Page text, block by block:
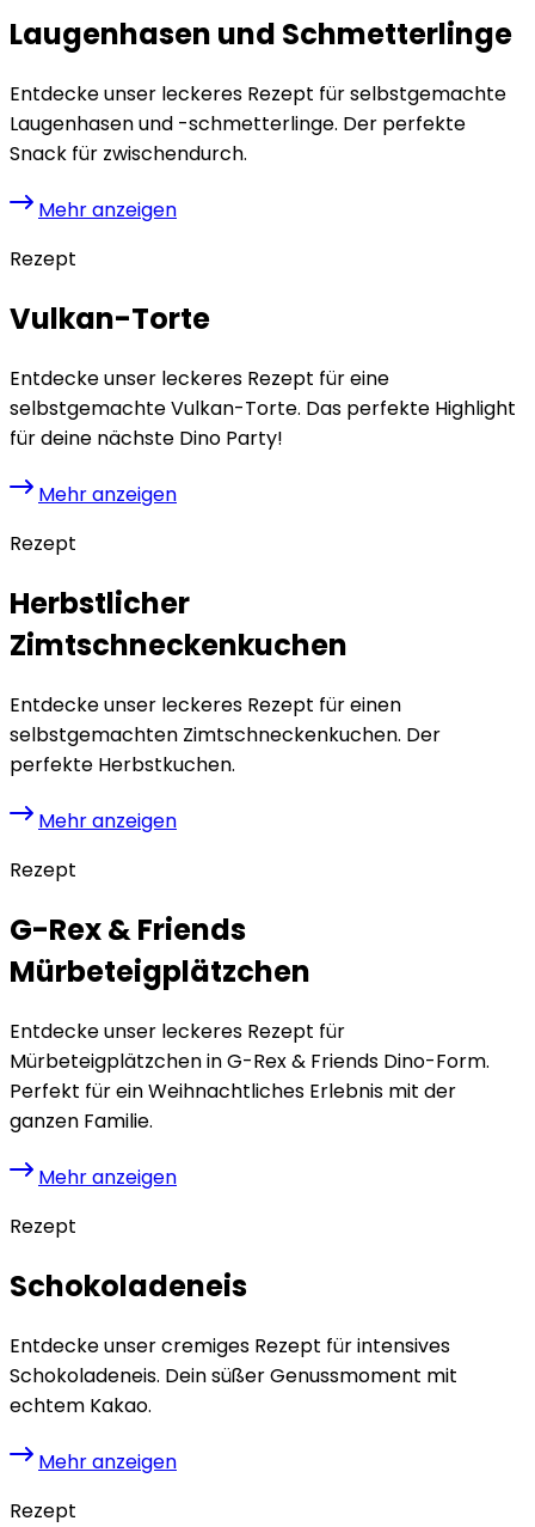
Laugenhasen und Schmetterlinge
Entdecke unser leckeres Rezept für selbstgemachte
Laugenhasen und -schmetterlinge. Der perfekte
Snack für zwischendurch.
Mehr anzeigen
Rezept
Vulkan-Torte
Entdecke unser leckeres Rezept für eine
selbstgemachte Vulkan-Torte. Das perfekte Highlight
für deine nächste Dino Party!
Mehr anzeigen
Rezept
Herbstlicher
Zimtschneckenkuchen
Entdecke unser leckeres Rezept für einen
selbstgemachten Zimtschneckenkuchen. Der
perfekte Herbstkuchen.
Mehr anzeigen
Rezept
G-Rex & Friends
Mürbeteigplätzchen
Entdecke unser leckeres Rezept für
Mürbeteigplätzchen in G-Rex & Friends Dino-Form.
Perfekt für ein Weihnachtliches Erlebnis mit der
ganzen Familie.
Mehr anzeigen
Rezept
Schokoladeneis
Entdecke unser cremiges Rezept für intensives
Schokoladeneis. Dein süßer Genussmoment mit
echtem Kakao.
Mehr anzeigen
Rezept